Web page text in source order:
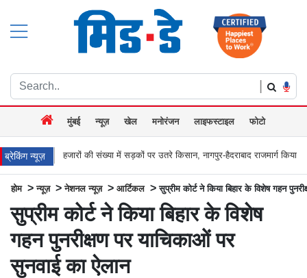
|
मुंबई न्यूज़ खेल मनोरंजन लाइफस्टाइल फोटो
ब्रेकिंग न्यूज़
की संख्या में सड़कों पर उतरे किसान, नागपुर-हैदराबाद राजमार्ग किया जाम, बच्चू कडू बोले `अब
होम >न्यूज़ >नेशनल न्यूज़ > आर्टिकल >सुप्रीम कोर्ट ने किया बिहार के विशेष गहन
सुप्रीम कोर्ट ने किया बिहार के विशेष
गहन पुनरीक्षण पर याचिकाओं पर
सुनवाई का ऐलान